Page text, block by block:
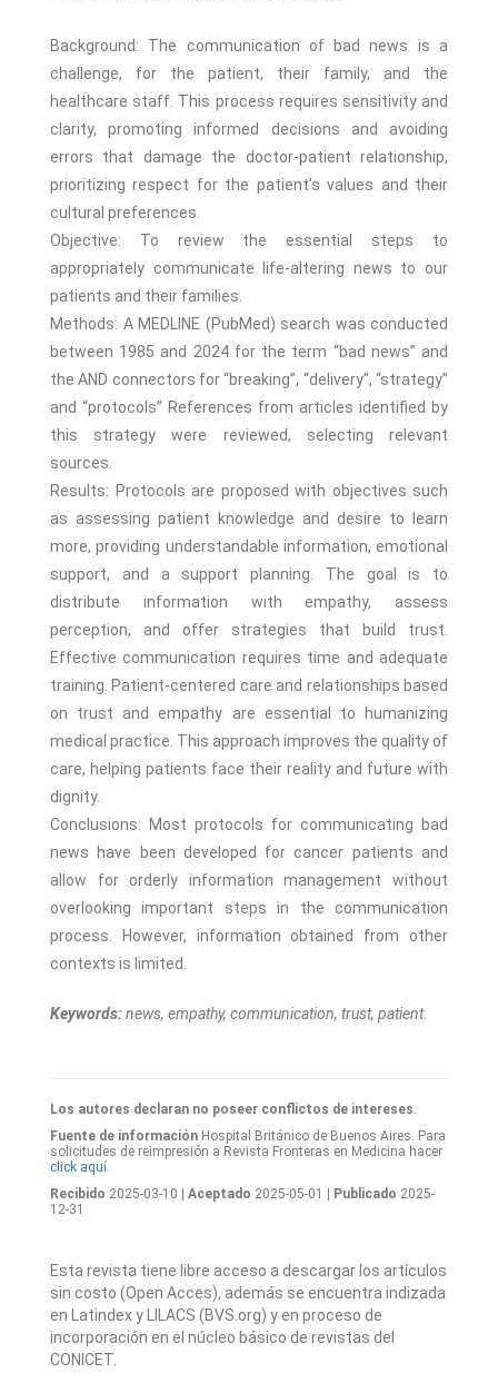
Background: The communication of bad news is a
challenge, for the patient, their family, and the
healthcare staff. This process requires sensitivity and
clarity, promoting informed decisions and avoiding
errors that damage the doctor-patient relationship,
prioritizing respect for the patient’s values and their
cultural preferences.
Objective: To review the essential steps to
appropriately communicate life-altering news to our
patients and their families.
Methods: A MEDLINE (PubMed) search was conducted
between 1985 and 2024 for the term “bad news” and
the AND connectors for “breaking”, “delivery”, “strategy”
and “protocols” References from articles identified by
this strategy were reviewed, selecting relevant
sources.
Results: Protocols are proposed with objectives such
as assessing patient knowledge and desire to learn
more, providing understandable information, emotional
support, and a support planning. The goal is to
distribute information with empathy, assess
perception, and offer strategies that build trust.
Effective communication requires time and adequate
training. Patient-centered care and relationships based
on trust and empathy are essential to humanizing
medical practice. This approach improves the quality of
care, helping patients face their reality and future with
dignity.
Conclusions: Most protocols for communicating bad
news have been developed for cancer patients and
allow for orderly information management without
overlooking important steps in the communication
process. However, information obtained from other
contexts is limited.
Keywords:news, empathy, communication, trust, patient.
Los autores declaran no poseer conflictos de intereses.
Fuente de información Hospital Británico de Buenos Aires. Para
solicitudes de reimpresión a Revista Fronteras en Medicina hacer
click aquí.
Recibido 2025-03-10 | Aceptado 2025-05-01 | Publicado 2025-
12-31
Esta revista tiene libre acceso a descargar los artículos
sin costo (Open Acces), además se encuentra indizada
en Latindex y LILACS (BVS.org) y en proceso de
incorporación en el núcleo básico de revistas del
CONICET.